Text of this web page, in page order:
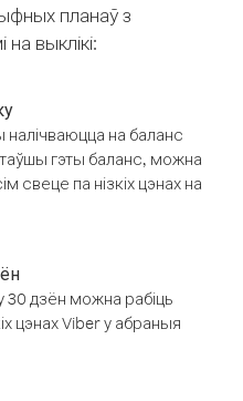
планаў з
на выклікі:
на баланс
гэты баланс, можна
свеце па нізкіх цэнах на
дзён можна рабіць
цэнах Viber у абраныя